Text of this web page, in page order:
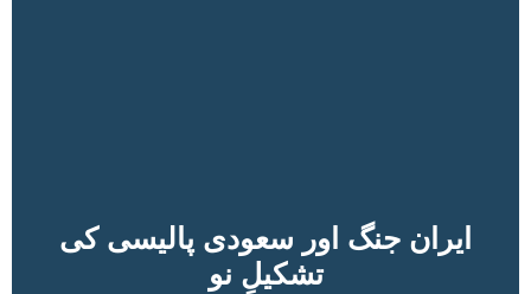
ایران جنگ اور سعودی پالیسی کی
تشکیلِ نو